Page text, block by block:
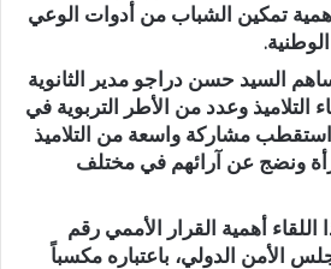
أهمية تمكين الشباب من أدوات الوعي
السيد حسن دراجو مدير الثانوية
التلاميذ وعدد من الأطر التربوية في
استقطب مشاركة واسعة من التلاميذ
ونضج عن آرائهم في مختلف
أهمية القرار الأممي رقم
الأمن الدولي، باعتباره مكسباً